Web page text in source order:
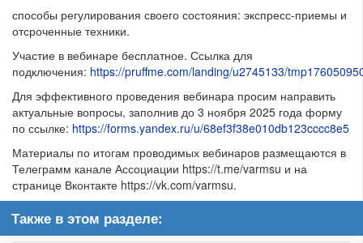
способы регулирования своего состояния: экспресс-приемы и
отсроченные техники.
Участие в вебинаре бесплатное. Ссылка для
подключения: https://pruffme.com/landing/u2745133/
Для эффективного проведения вебинара просим направить
актуальные вопросы, заполнив до 3 ноября 2025 года форму
по ссылке: https://forms.yandex.ru/u/68ef3f38e010db123cccc8e5
Материалы по итогам проводимых вебинаров размещаются в
Телеграмм канале Ассоциации https://t.me/varmsu и на
странице Вконтакте https://vk.com/varmsu.
Также в этом разделе: